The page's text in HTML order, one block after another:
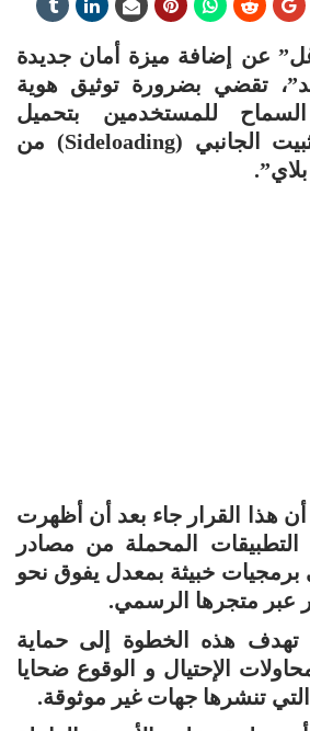
عن إضافة ميزة أمان جديدة
تقضي بضرورة توثيق هوية
للمستخدمين بتحميل
تطبيقاتهم عبر التثبيت الجانبي (Sideloading) من
هذا القرار جاء بعد أن أظهرت
التطبيقات المحملة من مصادر
خبيثة بمعدل يفوق نحو
تهدف هذه الخطوة إلى حماية
الإحتيال و الوقوع ضحايا
تنشرها جهات غير موثوقة.